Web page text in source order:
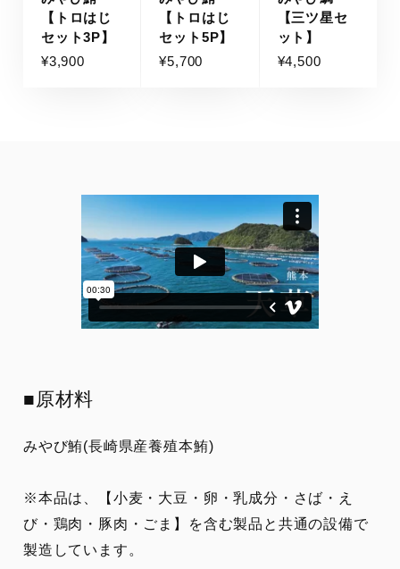
【トロはじ
セット3P】
¥3,900
【トロはじ
セット5P】
¥5,700
【三ツ星セ
ット】
¥4,500
■原材料
みやび鮪(長崎県産養殖本鮪)
※本品は、【小麦・大豆・卵・乳成分・さば・え
び・鶏肉・豚肉・ごま】を含む製品と共通の設備で
製造しています。